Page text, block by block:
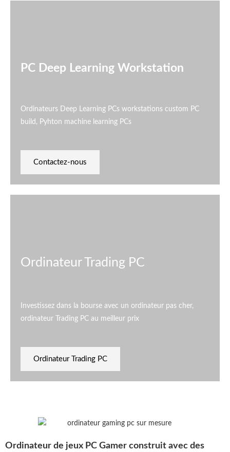
PC Deep Learning Workstation
Ordinateurs Deep Learning PCs workstations custom PC
build, Pyhton machine learning PCs
Contactez-nous
Ordinateur Trading PC
Investissez dans la bourse avec un ordinateur pas cher,
ordinateur Trading PC au meilleur prix
Ordinateur Trading PC
Ordinateur de jeux PC Gamer construit avec des